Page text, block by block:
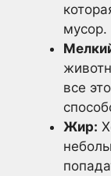
мусор.
все
Жир: